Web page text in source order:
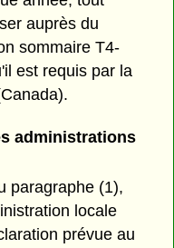
auprès du
sommaire T4-
est requis par la
administrations
paragraphe (1),
locale
prévue au